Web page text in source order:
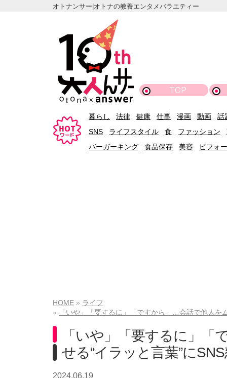
オトナンサー|オトナの教養エンタメバラエティー
TOP
暮らし 法律 健康 仕事 漫画 動画 話
SNS
ライフスタイル 食 ファッション
バーガーキング
食品保存 美容 ビフォ
HOME
ライフ
「いや」「要するに」「ですから」…会話で他人を
「いや」「要するに」
せる“イラッと言葉”に
2024.06.19